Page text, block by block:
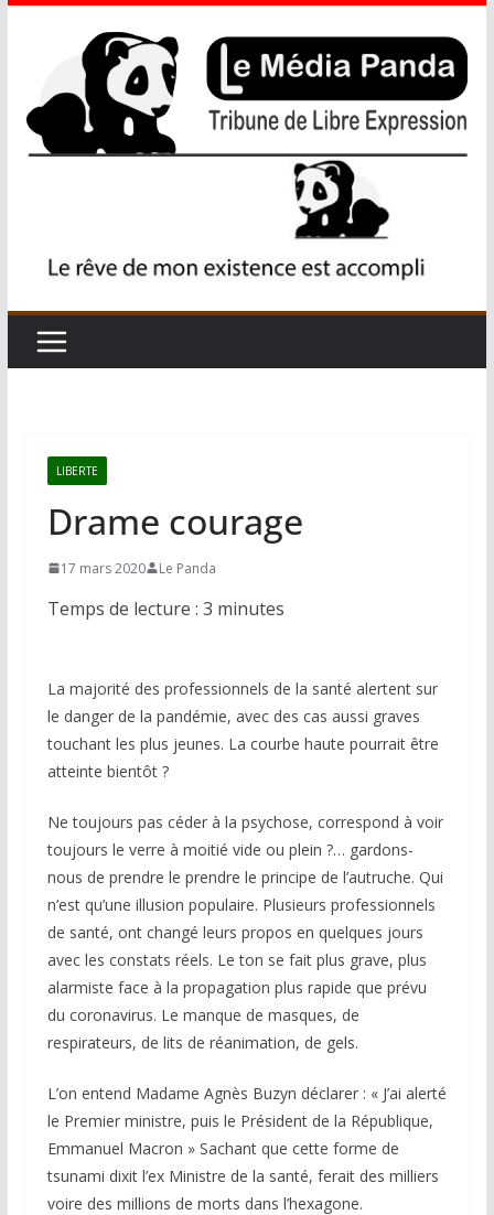
LIBERTE
Drame courage
17 mars 2020 Le Panda
Temps de lecture : 3 minutes
La majorité des professionnels de la santé alertent sur
le danger de la pandémie, avec des cas aussi graves
touchant les plus jeunes. La courbe haute pourrait être
atteinte bientôt ?
Ne toujours pas céder à la psychose, correspond à voir
toujours le verre à moitié vide ou plein ?… gardons-
nous de prendre le prendre le principe de l’autruche. Qui
n’est qu’une illusion populaire. Plusieurs professionnels
de santé, ont changé leurs propos en quelques jours
avec les constats réels. Le ton se fait plus grave, plus
alarmiste face à la propagation plus rapide que prévu
du coronavirus. Le manque de masques, de
respirateurs, de lits de réanimation, de gels.
L’on entend Madame Agnès Buzyn déclarer : « J’ai alerté
le Premier ministre, puis le Président de la République,
Emmanuel Macron » Sachant que cette forme de
tsunami dixit l’ex Ministre de la santé, ferait des milliers
voire des millions de morts dans l’hexagone.